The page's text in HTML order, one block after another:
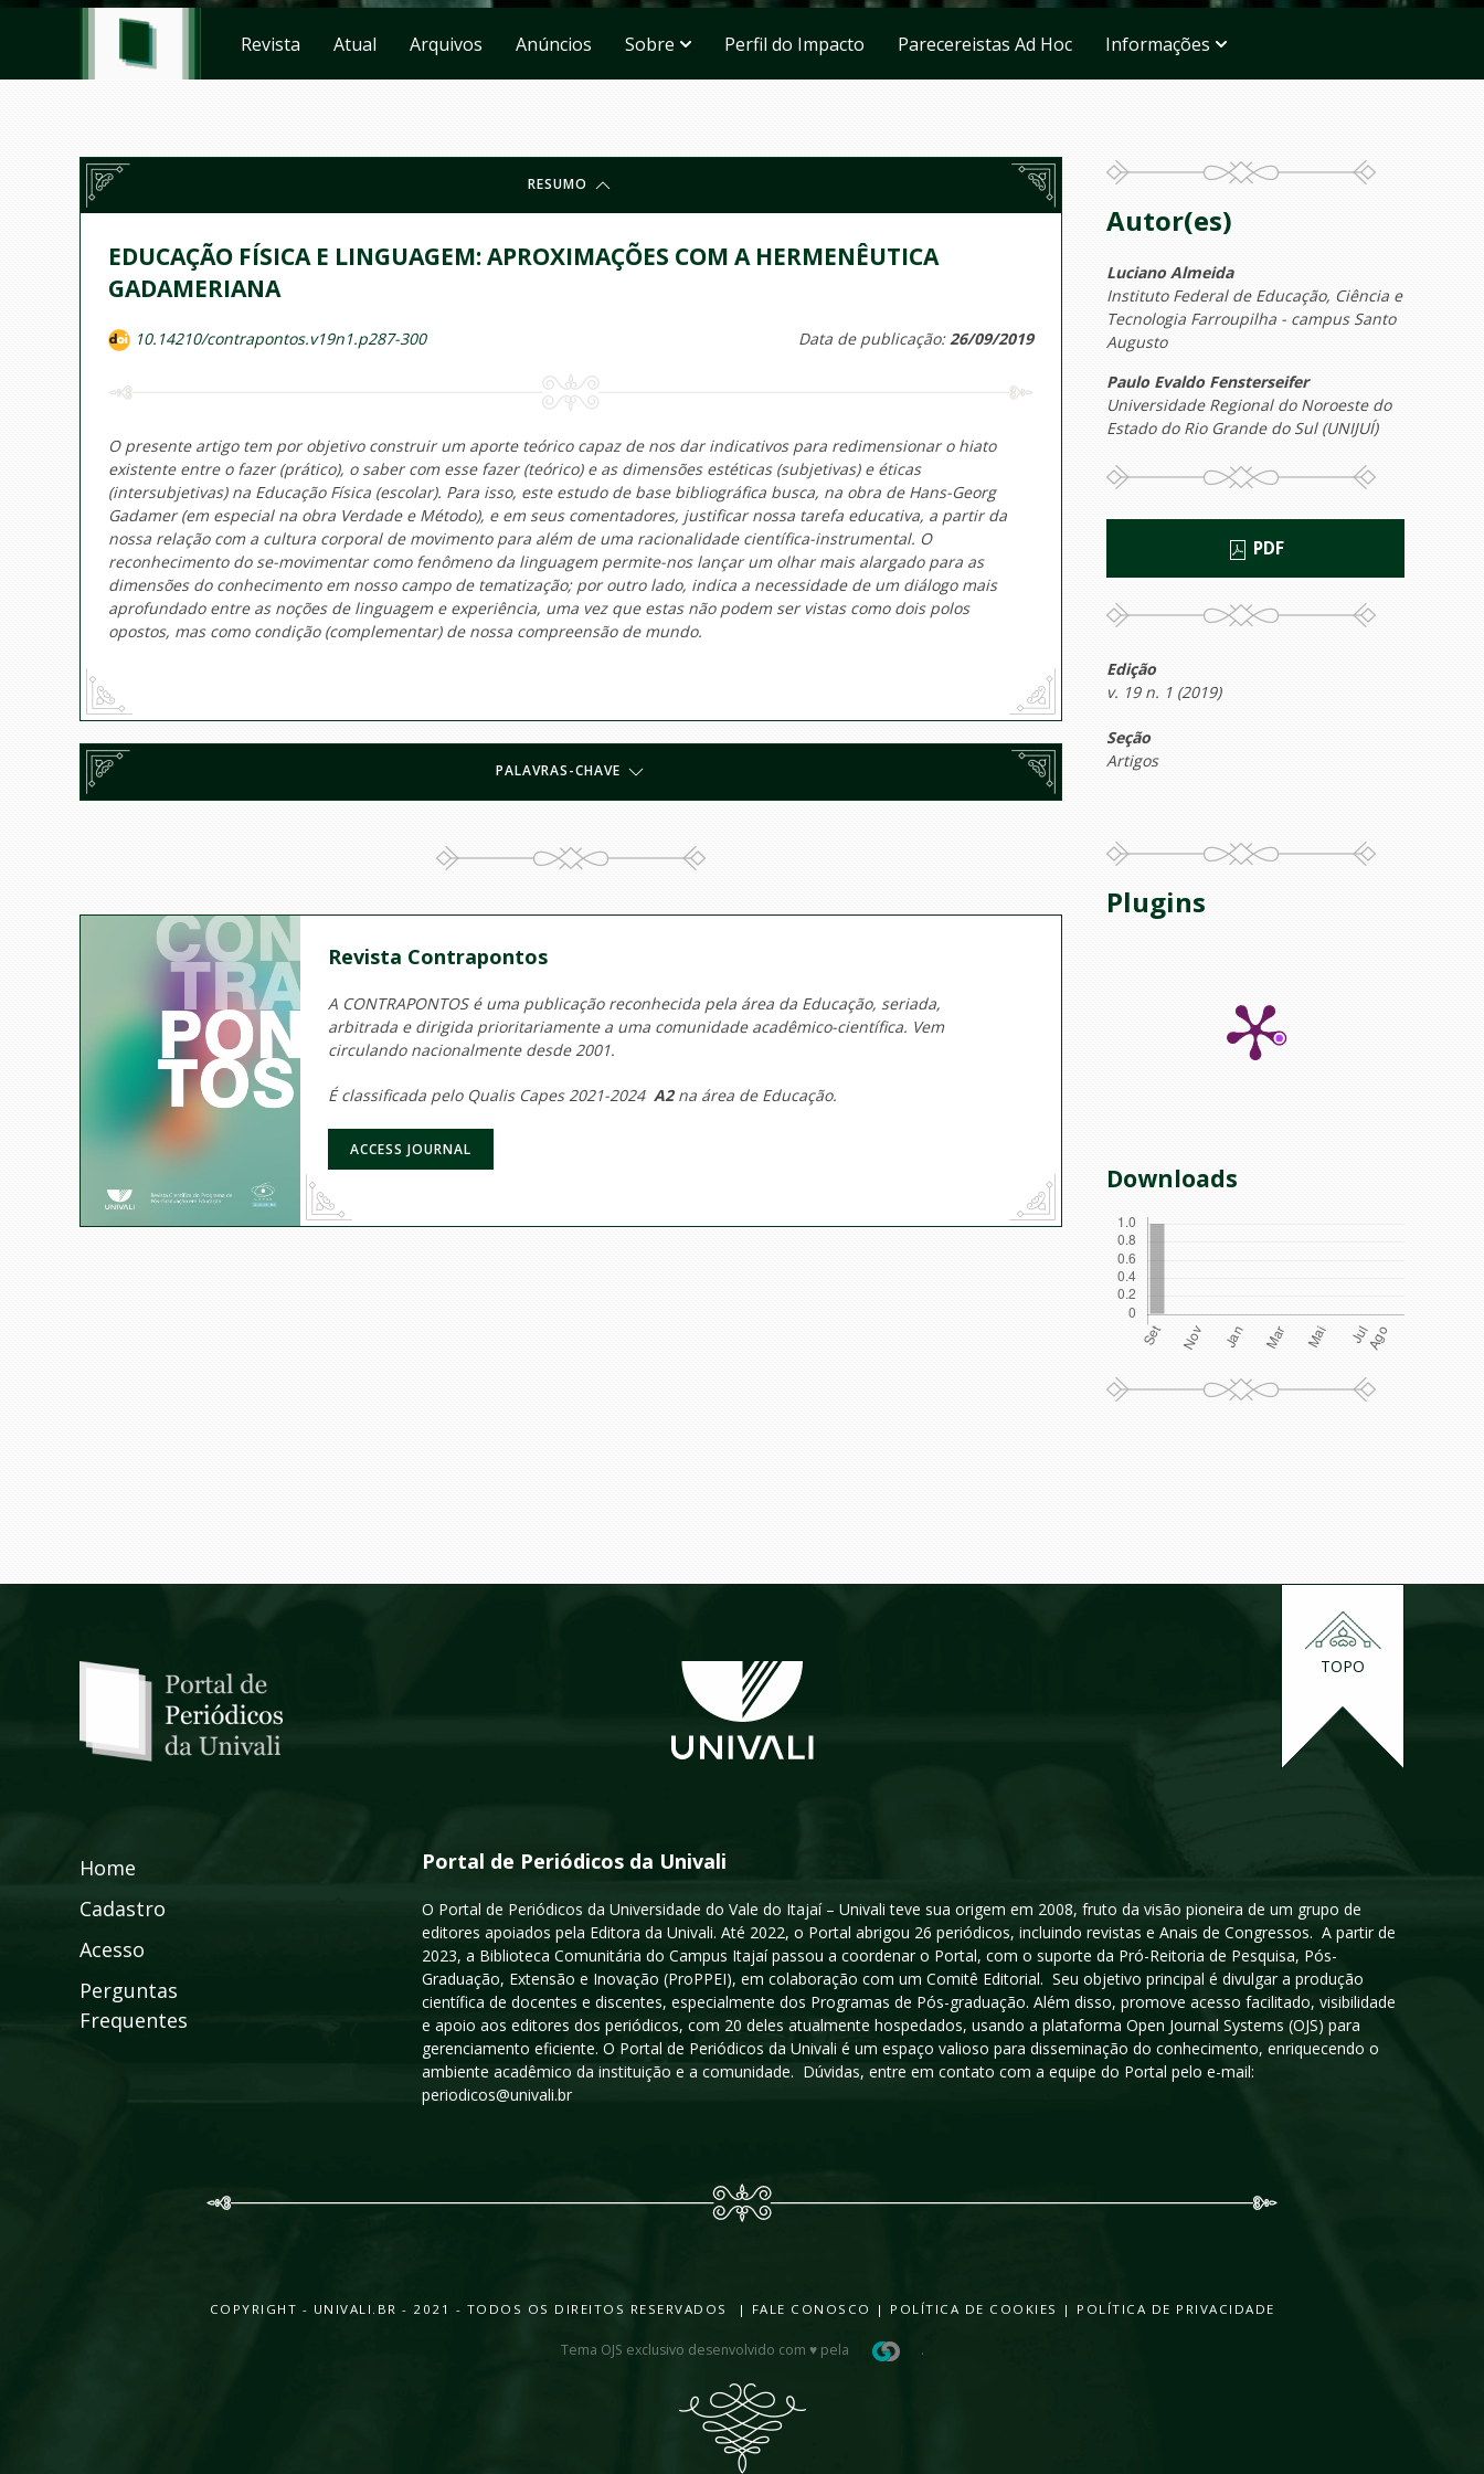
Revista Atual Arquivos Anúncios Sobre Perfil do Impacto Parecereistas Ad Hoc Informações
RESUMO
EDUCAÇÃO FÍSICA E LINGUAGEM: APROXIMAÇÕES COM A HERMENÊUTICA
GADAMERIANA
10.14210/contrapontos.v19n1.p287-300 Data de publicação:26/09/2019
O presente artigo tem por objetivo construir um aporte teórico capaz de nos dar indicativos para redimensionar o hiato
existente entre o fazer (prático), o saber com esse fazer (teórico) e as dimensões estéticas (subjetivas) e éticas
(intersubjetivas) na Educação Física (escolar). Para isso, este estudo de base bibliográfica busca, na obra de Hans-Georg
Gadamer (em especial na obra Verdade e Método), e em seus comentadores, justificar nossa tarefa educativa, a partir da
nossa relação com a cultura corporal de movimento para além de uma racionalidade científica-instrumental. O
reconhecimento do se-movimentar como fenômeno da linguagem permite-nos lançar um olhar mais alargado para as
dimensões do conhecimento em nosso campo de tematização; por outro lado, indica a necessidade de um diálogo mais
aprofundado entre as noções de linguagem e experiência, uma vez que estas não podem ser vistas como dois polos
opostos, mas como condição (complementar) de nossa compreensão de mundo.
PALAVRAS-CHAVE
Revista Contrapontos
A CONTRAPONTOS é uma publicação reconhecida pela área da Educação, seriada,
arbitrada e dirigida prioritariamente a uma comunidade acadêmico-científica. Vem
circulando nacionalmente desde 2001.
É classificada pelo Qualis Capes 2021-2024 A2na área de Educação.
ACCESS JOURNAL
Autor(es)
Luciano Almeida
Instituto Federal de Educação, Ciência e
Tecnologia Farroupilha - campus Santo
Augusto
Paulo Evaldo Fensterseifer
Universidade Regional do Noroeste do
Estado do Rio Grande do Sul (UNIJUÍ)
PDF
Edição
v. 19 n. 1 (2019)
Seção
Artigos
Plugins
Downloads
TOPO
Home
Cadastro
Acesso
Perguntas
Frequentes
Portal de Periódicos da Univali
O Portal de Periódicos da Universidade do Vale do Itajaí – Univali teve sua origem em 2008, fruto da visão pioneira de um grupo de
editores apoiados pela Editora da Univali. Até 2022, o Portal abrigou 26 periódicos, incluindo revistas e Anais de Congressos. A partir de
2023, a Biblioteca Comunitária do Campus Itajaí passou a coordenar o Portal, com o suporte da Pró-Reitoria de Pesquisa, Pós-
Graduação, Extensão e Inovação (ProPPEI), em colaboração com um Comitê Editorial. Seu objetivo principal é divulgar a produção
científica de docentes e discentes, especialmente dos Programas de Pós-graduação. Além disso, promove acesso facilitado, visibilidade
e apoio aos editores dos periódicos, com 20 deles atualmente hospedados, usando a plataforma Open Journal Systems (OJS) para
gerenciamento eficiente. O Portal de Periódicos da Univali é um espaço valioso para disseminação do conhecimento, enriquecendo o
ambiente acadêmico da instituição e a comunidade. Dúvidas, entre em contato com a equipe do Portal pelo e-mail:
periodicos@univali.br
COPYRIGHT - UNIVALI.BR - 2021 - TODOS OS DIREITOS RESERVADOS | FALE CONOSCO | POLÍTICA DE COOKIES | POLÍTICA DE PRIVACIDADE
Tema OJS exclusivo desenvolvido com ♥ pela .